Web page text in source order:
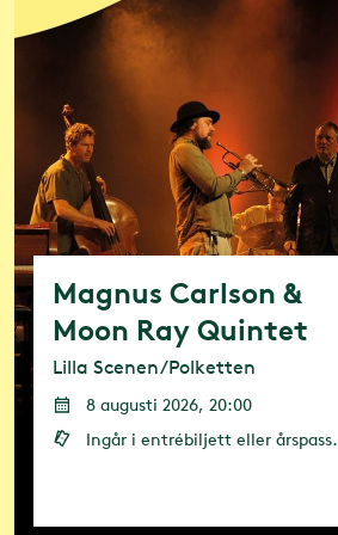
Magnus Carlson &
Moon Ray Quintet
Lilla Scenen/Polketten
8 augusti 2026, 20:00
Ingår i entrébiljett eller årspass.